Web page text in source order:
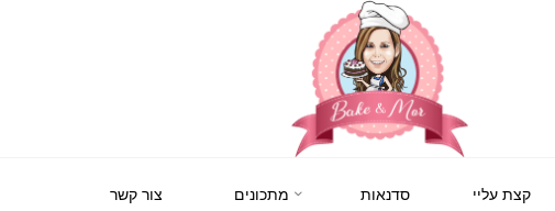
BAKE
&
קונדיטוריה
קצת עליי סדנאות מתכונים צור קשר